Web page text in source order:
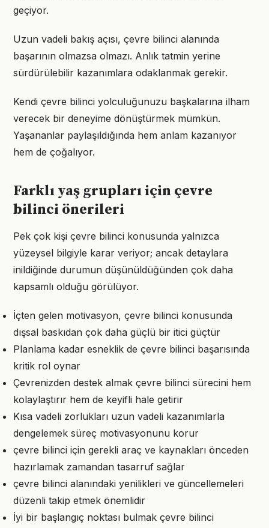
geçiyor.
Uzun vadeli bakış açısı, çevre bilinci alanında
başarının olmazsa olmazı. Anlık tatmin yerine
sürdürülebilir kazanımlara odaklanmak gerekir.
Kendi çevre bilinci yolculuğunuzu başkalarına ilham
verecek bir deneyime dönüştürmek mümkün.
Yaşananlar paylaşıldığında hem anlam kazanıyor
hem de çoğalıyor.
Farklı yaş grupları için çevre
bilinci önerileri
Pek çok kişi çevre bilinci konusunda yalnızca
yüzeysel bilgiyle karar veriyor; ancak detaylara
inildiğinde durumun düşünüldüğünden çok daha
kapsamlı olduğu görülüyor.
İçten gelen motivasyon, çevre bilinci konusunda
dışsal baskıdan çok daha güçlü bir itici güçtür
Planlama kadar esneklik de çevre bilinci başarısında
kritik rol oynar
Çevrenizden destek almak çevre bilinci sürecini hem
kolaylaştırır hem de keyifli hale getirir
Kısa vadeli zorlukları uzun vadeli kazanımlarla
dengelemek süreç motivasyonunu korur
çevre bilinci için gerekli araç ve kaynakları önceden
hazırlamak zamandan tasarruf sağlar
çevre bilinci alanındaki yenilikleri ve güncellemeleri
düzenli takip etmek önemlidir
İyi bir başlangıç noktası bulmak çevre bilinci